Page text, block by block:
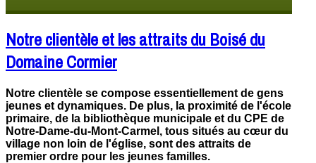
Notre clientèle et les attraits du Boisé du
Domaine Cormier
Notre clientèle se compose essentiellement de gens
jeunes et dynamiques. De plus, la proximité de l'école
primaire, de la bibliothèque municipale et du CPE de
Notre-Dame-du-Mont-Carmel, tous situés au cœur du
village non loin de l'église, sont des attraits de
premier ordre pour les jeunes familles.